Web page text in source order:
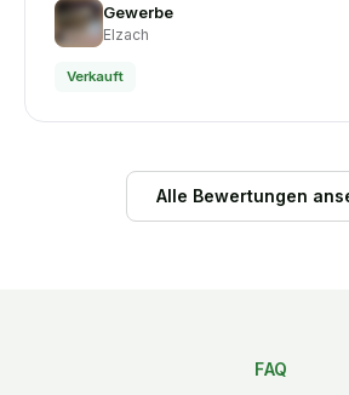
Gewerbe
Elzach
Verkauft
Alle Bewertungen
FAQ